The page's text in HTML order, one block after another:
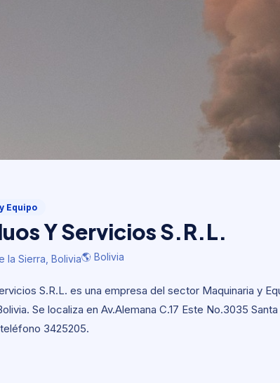
Y Servicios S.R.L.
🌎 Bolivia
Equipo
Y Servicios S.R.L.
la Sierra, Bolivia🌎 Bolivia
S.R.L. es una empresa del sector Maquinaria y
Se localiza en Av.Alemana C.17 Este No.3035
3425205.